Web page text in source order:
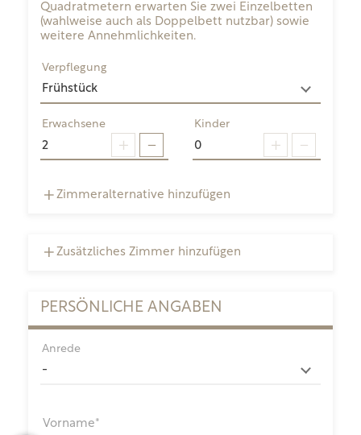
Quadratmetern erwarten Sie zwei Einzelbetten
(wahlweise auch als Doppelbett nutzbar) sowie
weitere Annehmlichkeiten.
Verpflegung
Erwachsene Kinder
Zimmeralternative hinzufügen
Zusätzliches Zimmer hinzufügen
PERSÖNLICHE ANGABEN
Anrede
Vorname